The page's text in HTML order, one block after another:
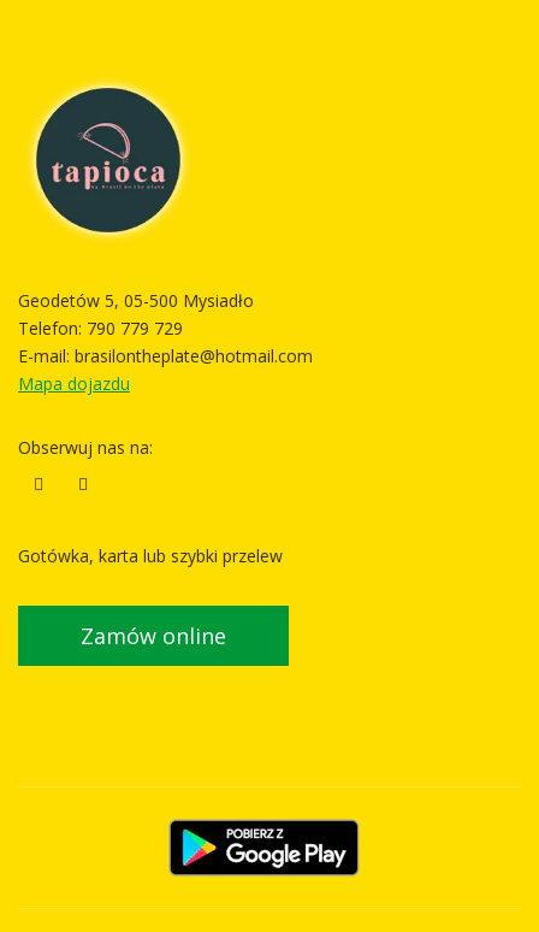
Geodetów 5, 05-500 Mysiadło
Telefon: 790 779 729
E-mail: brasilontheplate@hotmail.com
Mapa dojazdu
Obserwuj nas na:
Gotówka, karta lub szybki przelew
Zamów online